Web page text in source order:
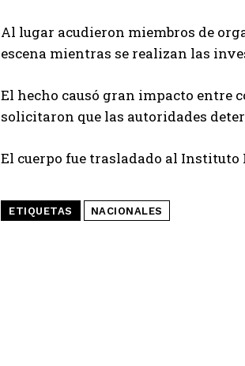
Al lugar acudieron miembros de
escena mientras se realizan las
El hecho causó gran impacto entre
solicitaron que las autoridades
El cuerpo fue trasladado al Instituto
ETIQUETAS NACIONALES